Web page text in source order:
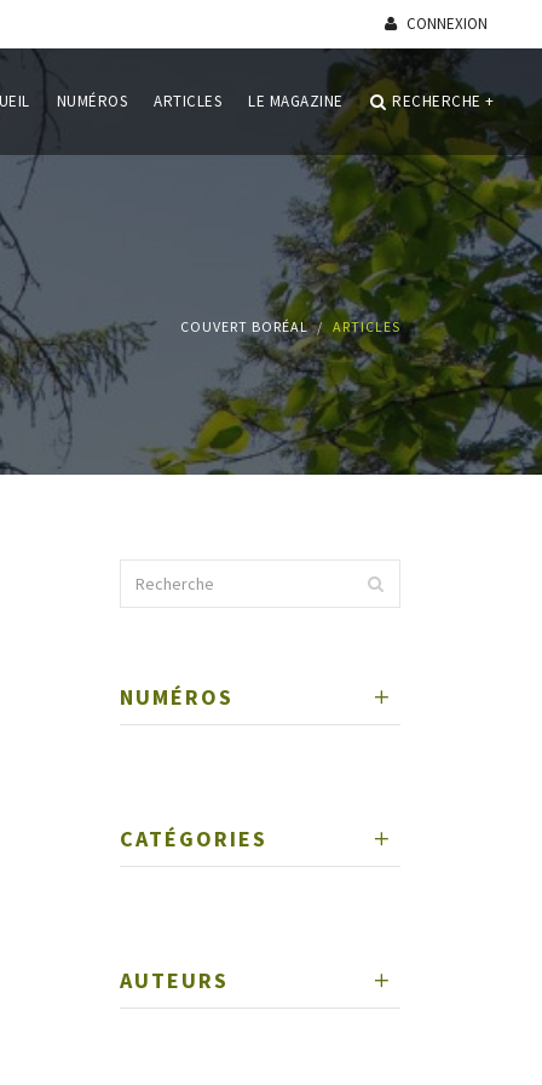
CONNEXION
RECHERCHE +
NUMÉROS ARTICLES LE MAGAZINE
COUVERT BORÉAL ARTICLES
NUMÉROS
CATÉGORIES
AUTEURS